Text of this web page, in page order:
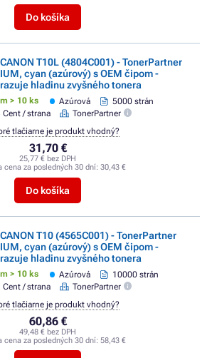
Do košíka
T10L (4804C001) - TonerPartner
cyan (azúrový) s OEM čipom -
hladinu zvyšného tonera
> 10 ks Azúrová
5000 strán
Cent / strana
TonerPartner
31,70 €
25,77 € bez DPH
cena za posledných 30 dní: 30,43 €
Do košíka
tlačiarne je produkt vhodný?
T10 (4565C001) - TonerPartner
cyan (azúrový) s OEM čipom -
hladinu zvyšného tonera
> 10 ks Azúrová
10000 strán
Cent / strana
TonerPartner
60,86 €
49,48 € bez DPH
cena za posledných 30 dní: 58,43 €
tlačiarne je produkt vhodný?